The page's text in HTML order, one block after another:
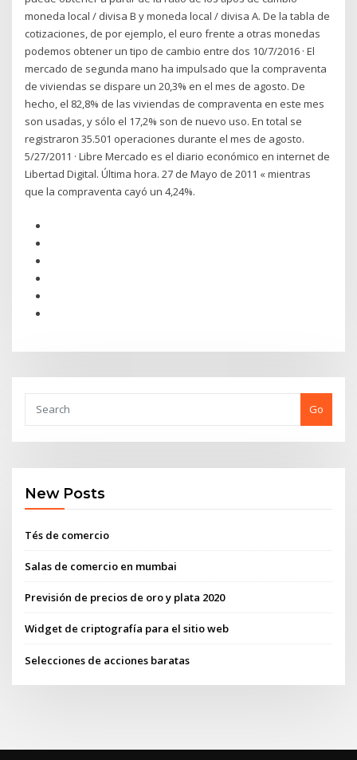
moneda local / divisa B y moneda local / divisa A. De la tabla de
cotizaciones, de por ejemplo, el euro frente a otras monedas
podemos obtener un tipo de cambio entre dos 10/7/2016 · El
mercado de segunda mano ha impulsado que la compraventa
de viviendas se dispare un 20,3% en el mes de agosto. De
hecho, el 82,8% de las viviendas de compraventa en este mes
son usadas, y sólo el 17,2% son de nuevo uso. En total se
registraron 35.501 operaciones durante el mes de agosto.
5/27/2011 · Libre Mercado es el diario económico en internet de
Libertad Digital. Última hora. 27 de Mayo de 2011 « mientras
que la compraventa cayó un 4,24%.
Go
New Posts
Tés de comercio
Salas de comercio en mumbai
Previsión de precios de oro y plata 2020
Widget de criptografía para el sitio web
Selecciones de acciones baratas